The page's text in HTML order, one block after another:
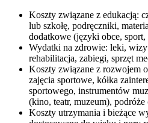
Koszty związane z edukacją:
lub szkołę, podręczniki,
dodatkowe (języki obce,
Wydatki na zdrowie: leki,
rehabilitacja, zabiegi, sprzęt
Koszty związane z rozwojem
zajęcia sportowe, kółka
sportowego, instrumentów
(kino, teatr, muzeum), podróże
Koszty utrzymania i bieżące